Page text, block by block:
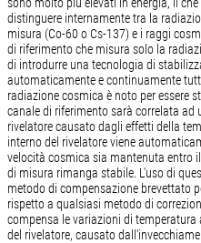
distinguere internamente tra la
misura (Co-60 o Cs-137) e i raggi
di riferimento che misura solo la
di introdurre una tecnologia di
automaticamente e continuamente
radiazione cosmica è noto per essere
canale di riferimento sarà correlata
rivelatore causato dagli effetti della
interno del rivelatore viene
velocità cosmica sia mantenuta entro
di misura rimanga stabile. L'uso di
metodo di compensazione brevettato
rispetto a qualsiasi metodo di
compensa le variazioni di
del rivelatore, causato